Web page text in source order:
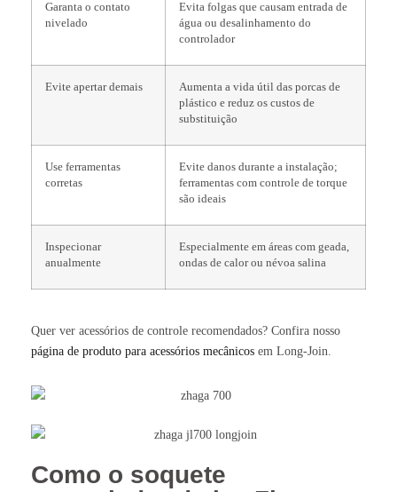
Garanta o contato
nivelado
Evita folgas que causam entrada de
água ou desalinhamento do
controlador
Evite apertar demais
Aumenta a vida útil das porcas de
plástico e reduz os custos de
substituição
Use ferramentas
corretas
Evite danos durante a instalação;
ferramentas com controle de torque
são ideais
Inspecionar
anualmente
Especialmente em áreas com geada,
ondas de calor ou névoa salina
Quer ver acessórios de controle recomendados? Confira nosso
página de produto para acessórios mecânicos em Long-Join.
Como o soquete